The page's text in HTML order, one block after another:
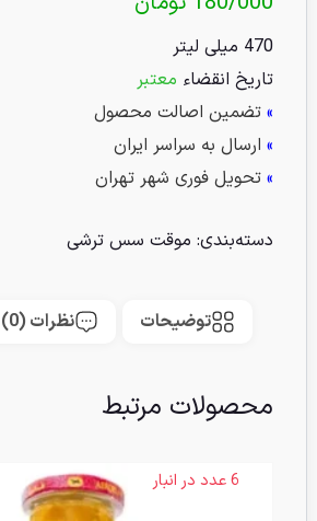
470 میلی لیتر
تاریخ انقضاء معتبر
» تضمین اصالت محصول
» ارسال به سراسر ایران
» تحویل فوری شهر تهران
دسته‌بندی: موقت سس ترشی
توضیحات نظرات (0)
محصولات مرتبط
6 عدد در انبار